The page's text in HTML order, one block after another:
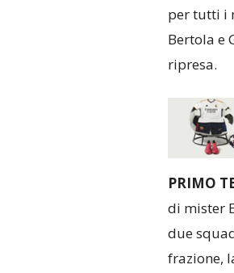
per tutti i
Bertola e
ripresa.
PRIMO
di mister
due
frazione,